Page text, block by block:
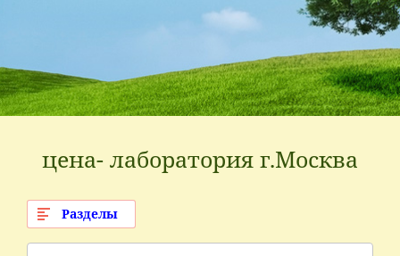
цена- лаборатория г.Москва
Разделы